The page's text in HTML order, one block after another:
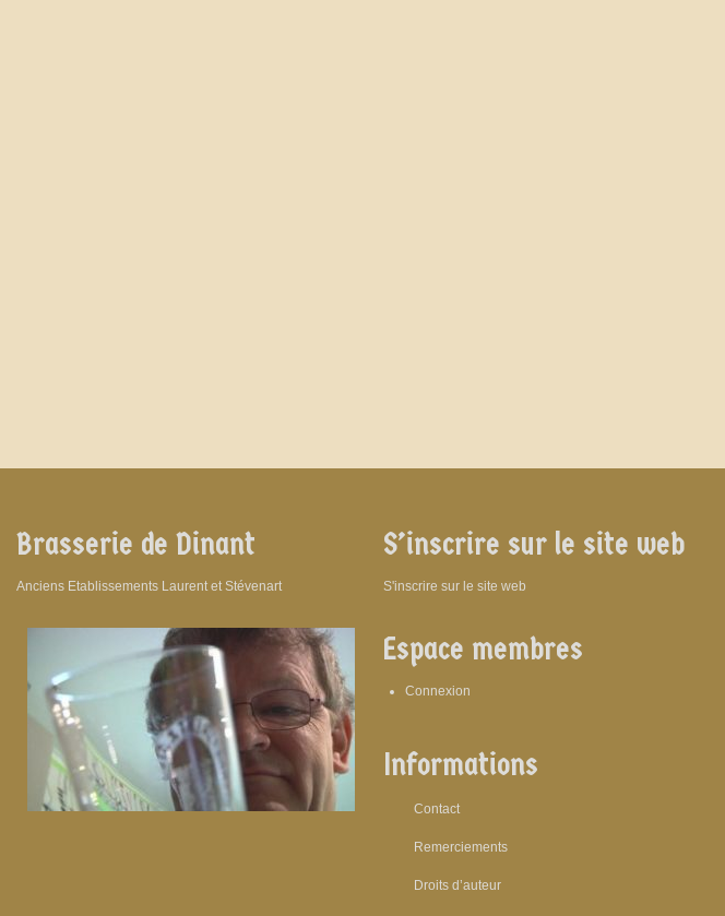
Brasserie de Dinant
Anciens Etablissements Laurent et Stévenart
S’inscrire sur le site web
S'inscrire sur le site web
Espace membres
Connexion
Informations
Contact
Remerciements
Droits d’auteur